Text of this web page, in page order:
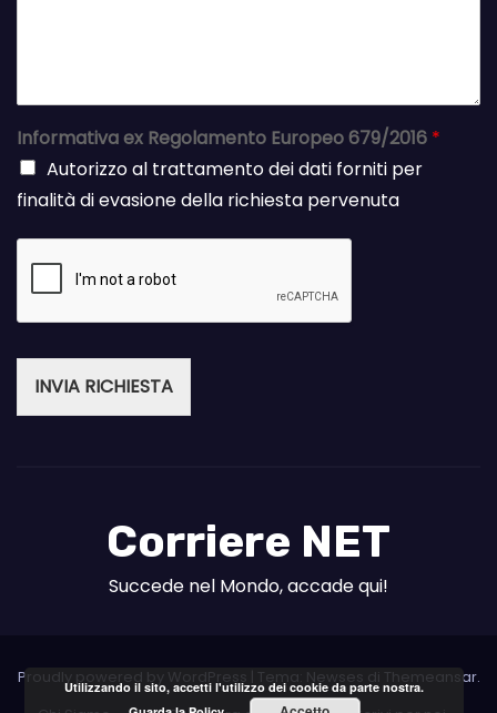
Informativa ex Regolamento Europeo 679/2016 *
Autorizzo al trattamento dei dati forniti per
finalità di evasione della richiesta pervenuta
INVIA RICHIESTA
Corriere NET
Succede nel Mondo, accade qui!
Proudly powered by WordPress Tema: Newses di Themeansar.
Utilizzando il sito, accetti l'utilizzo dei cookie da parte nostra.